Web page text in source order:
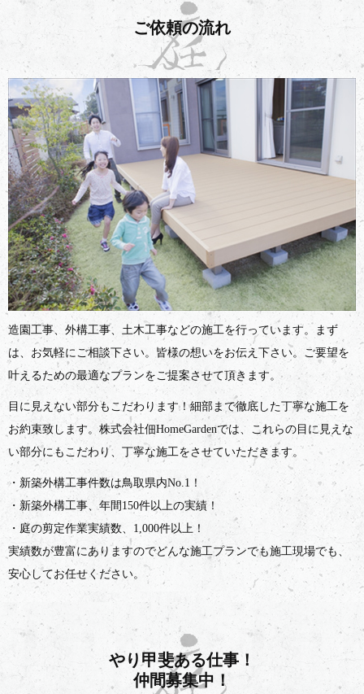
ご依頼の流れ
造園工事、外構工事、土木工事などの施工を行っています。まず
は、お気軽にご相談下さい。皆様の想いをお伝え下さい。ご要望を
叶えるための最適なプランをご提案させて頂きます。
目に見えない部分もこだわります！細部まで徹底した丁寧な施工を
お約束致します。株式会社佃HomeGardenでは、これらの目に見えな
い部分にもこだわり、丁寧な施工をさせていただきます。
・新築外構工事件数は鳥取県内No.1！
・新築外構工事、年間150件以上の実績！
・庭の剪定作業実績数、1,000件以上！
実績数が豊富にありますのでどんな施工プランでも施工現場でも、
安心してお任せください。
やり甲斐ある仕事！
仲間募集中！